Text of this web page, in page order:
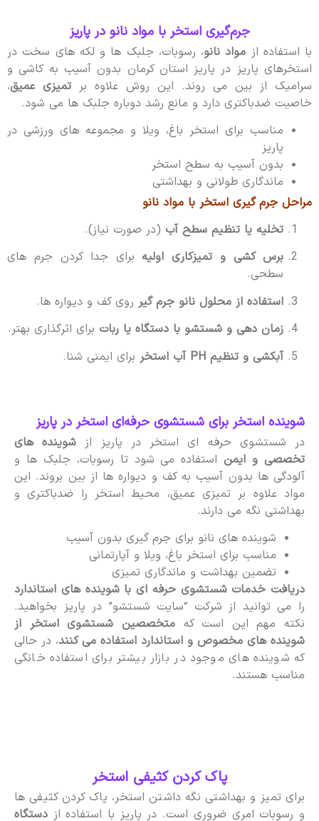
جرم‌گیری استخر با مواد نانو در پاریز
با استفاده از مواد نانو، رسوبات، جلبک ها و لکه های سخت در
استخرهای پاریز در پاریز استان کرمان بدون آسیب به کاشی و
سرامیک از بین می روند. این روش علاوه بر تمیزی عمیق،
خاصیت ضدباکتری دارد و مانع رشد دوباره جلبک ها می شود.
مناسب برای استخر باغ، ویلا و مجموعه های ورزشی در
پاریز
بدون آسیب به سطح استخر
ماندگاری طولانی و بهداشتی
مراحل جرم گیری استخر با مواد نانو
تخلیه یا تنظیم سطح آب(در صورت نیاز).
برس کشی و تمیزکاری اولیهبرای جدا کردن جرم های
سطحی.
استفاده از محلول نانو جرم گیرروی کف و دیواره ها.
زمان دهی و شستشو با دستگاه یا رباتبرای اثرگذاری بهتر.
آبکشی و تنظیم PH آب استخر
برای ایمنی شنا.
شوینده استخر برای شستشوی حرفه‌ای استخر در پاریز
در شستشوی حرفه ای استخر در پاریز از شوینده های
تخصصی و ایمناستفاده می شود تا رسوبات، جلبک ها و
آلودگی ها بدون آسیب به کف و دیواره ها از بین بروند. این
مواد علاوه بر تمیزی عمیق، محیط استخر را ضدباکتری و
بهداشتی نگه می دارند.
شوینده های نانو برای جرم گیری بدون آسیب
مناسب برای استخر باغ، ویلا و آپارتمانی
تضمین بهداشت و ماندگاری تمیزی
دریافت خدمات شستشوی حرفه ای با شوینده های استاندارد
را می توانید از شرکت “سایت شستشو” در پاریز بخواهید.
نکته مهم این است که متخصصین شستشوی استخر از
شوینده های مخصوص و استاندارد استفاده می کنند، در حالی
که شوینده های موجود در بازار بیشتر برای استفاده خانگی
مناسب هستند.
پاک کردن کثیفی استخر
برای تمیز و بهداشتی نگه داشتن استخر، پاک کردن کثیفی ها
و رسوبات امری ضروری است. در پاریز با استفاده از دستگاه